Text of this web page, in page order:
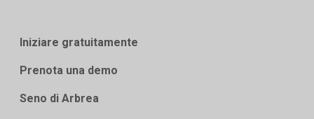
Iniziare gratuitamente
Prenota una demo
Seno di Arbrea